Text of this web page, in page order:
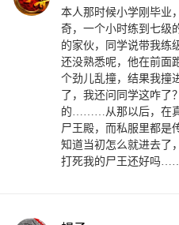
本人那时候小学刚毕业
奇，一个小时练到七级
的家伙，同学说带我练
还没熟悉呢，他在前面
个劲儿乱撞，结果我撞
了，我还问同学这咋了
的………从那以后，在
尸王殿，而私服里都是
知道当初怎么就进去
打死我的尸王还好吗……